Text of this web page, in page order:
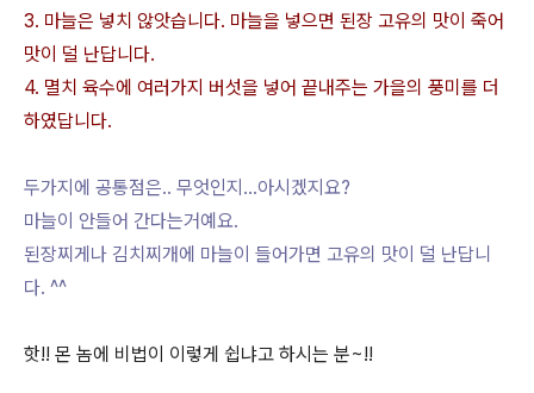
3. 마늘은 넣치 않앗습니다. 마늘을 넣으면 된장 고유의 맛이 죽어
맛이 덜 난답니다.
4. 멸치 육수에 여러가지 버섯을 넣어 끝내주는 가을의 풍미를 더
하였답니다.
두가지에 공통점은.. 무엇인지...아시겠지요?
마늘이 안들어 간다는거예요.
된장찌게나 김치찌개에 마늘이 들어가면 고유의 맛이 덜 난답니
다. ^^
핫!! 몬 놈에 비법이 이렇게 쉽냐고 하시는 분~!!